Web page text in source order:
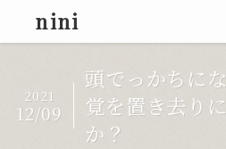
nini
頭でっかちに
覚を置き去り
か？
2021
12/09